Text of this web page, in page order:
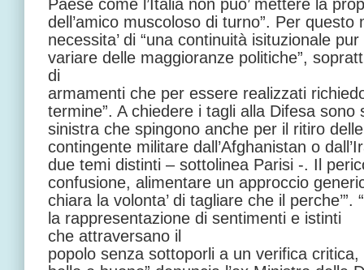
Paese come l’Italia non puo’ mettere la
dell’amico muscoloso di turno”. Per
necessita’ di “una continuità isituzionale pur
variare delle maggioranze politiche”,
di
armamenti che per essere realizzati
termine”. A chiedere i tagli alla Difesa sono
sinistra che spingono anche per il ritiro
contingente militare dall’Afghanistan o
due temi distinti – sottolinea Parisi -. Il
confusione, alimentare un approccio
chiara la volonta’ di tagliare che il perche’”.
la rappresentazione di sentimenti e istinti
che attraversano il
popolo senza sottoporli a un verifica critica,